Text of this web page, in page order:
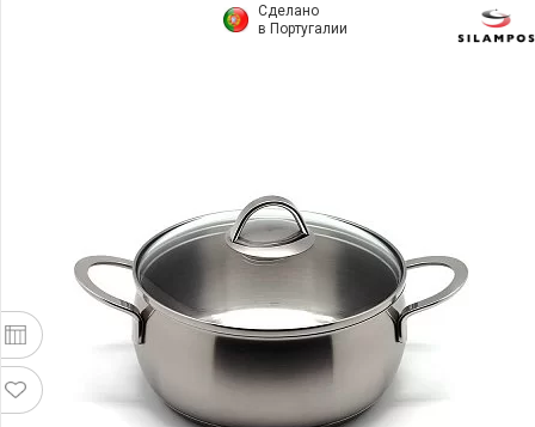
Сделано
в Португалии